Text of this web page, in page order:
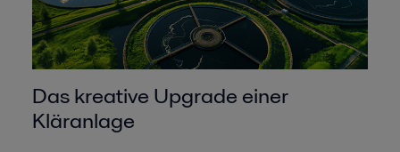
Das kreative Upgrade einer
Kläranlage